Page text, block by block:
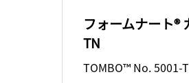
フォームナート®
TN
TOMBO™ No. 5001-